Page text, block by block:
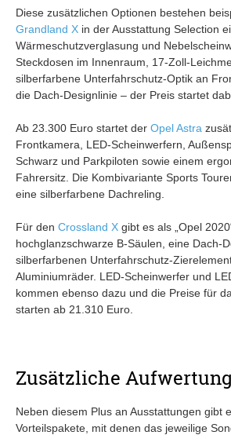
Diese zusätzlichen Optionen bestehen
Grandland X in der Ausstattung Selection
Wärmeschutzverglasung und
Steckdosen im Innenraum, 17-Zoll-
silberfarbene Unterfahrschutz-Optik an
die Dach-Designlinie – der Preis startet
Ab 23.300 Euro startet der Opel Astra
Frontkamera, LED-Scheinwerfern,
Schwarz und Parkpiloten sowie einem
Fahrersitz. Die Kombivariante Sports
eine silberfarbene Dachreling.
Für den Crossland X gibt es als „Opel
hochglanzschwarze B-Säulen, eine Dach-
silberfarbenen Unterfahrschutz-
Aluminiumräder. LED-Scheinwerfer und
kommen ebenso dazu und die Preise für
starten ab 21.310 Euro.
Zusätzliche
Neben diesem Plus an Ausstattungen gibt
Vorteilspakete, mit denen das jeweilige